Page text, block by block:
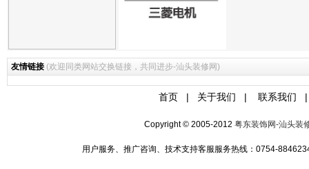
友情链接(欢迎同类网站交换链接，共同进步-汕头装修网)
首页 | 关于我们 | 联系我们 |
Copyright © 2005-2012 粤东装饰网-汕头装
用户服务、推广咨询、技术支持客服服务热线：0754-